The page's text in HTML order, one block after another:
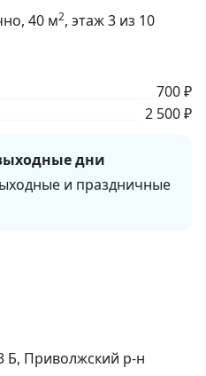
, 40 м2, этаж 3 из 10
700 ₽
2 500 ₽
дни
и праздничные
Б, Приволжский р-н